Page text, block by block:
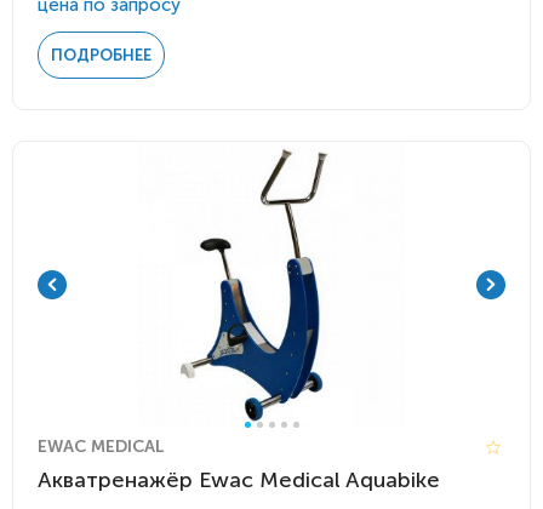
цена по запросу
ПОДРОБНЕЕ
EWAC MEDICAL
Акватренажёр Ewac Medical Aquabike